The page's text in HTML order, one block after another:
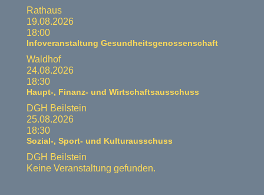
Rathaus
19.08.2026
18:00
Infoveranstaltung Gesundheitsgenossenschaft
Waldhof
24.08.2026
18:30
Haupt-, Finanz- und Wirtschaftsausschuss
DGH Beilstein
25.08.2026
18:30
Sozial-, Sport- und Kulturausschuss
DGH Beilstein
Keine Veranstaltung gefunden.